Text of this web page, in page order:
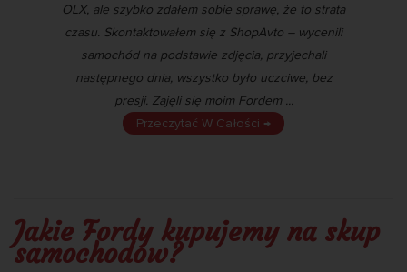
OLX, ale szybko zdałem sobie sprawę, że to strata
czasu. Skontaktowałem się z ShopAvto – wycenili
samochód na podstawie zdjęcia, przyjechali
następnego dnia, wszystko było uczciwe, bez
presji. Zajęli się moim Fordem ...
Przeczytać W Całości →
️Jakie Fordy kupujemy na skup
samochodów?